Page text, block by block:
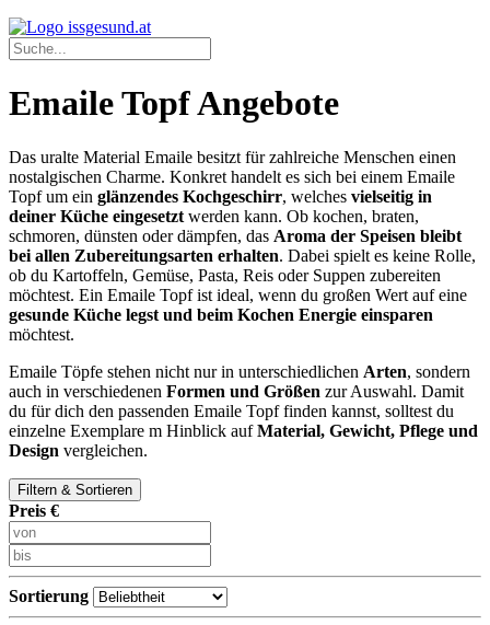
Emaile Topf Angebote
Das uralte Material Emaile besitzt für zahlreiche Menschen einen
nostalgischen Charme. Konkret handelt es sich bei einem Emaile
Topf um ein glänzendes Kochgeschirr, welches vielseitig in
deiner Küche eingesetzt werden kann. Ob kochen, braten,
schmoren, dünsten oder dämpfen, das Aroma der Speisen bleibt
bei allen Zubereitungsarten erhalten. Dabei spielt es keine Rolle,
ob du Kartoffeln, Gemüse, Pasta, Reis oder Suppen zubereiten
möchtest. Ein Emaile Topf ist ideal, wenn du großen Wert auf eine
gesunde Küche legst und beim Kochen Energie einsparen
möchtest.
Emaile Töpfe stehen nicht nur in unterschiedlichen Arten, sondern
auch in verschiedenen Formen und Größen zur Auswahl. Damit
du für dich den passenden Emaile Topf finden kannst, solltest du
einzelne Exemplare m Hinblick aufMaterial, Gewicht, Pflege und
Design vergleichen.
Filtern & Sortieren
Preis €
Sortierung